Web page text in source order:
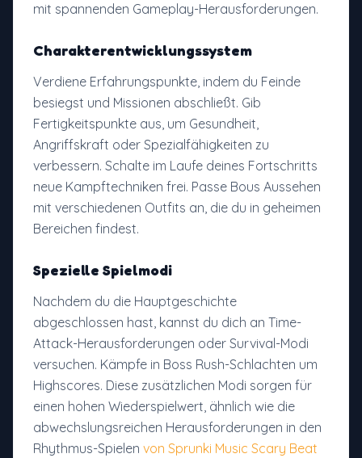
mit spannenden Gameplay-Herausforderungen.
Charakterentwicklungssystem
Verdiene Erfahrungspunkte, indem du Feinde
besiegst und Missionen abschließt. Gib
Fertigkeitspunkte aus, um Gesundheit,
Angriffskraft oder Spezialfähigkeiten zu
verbessern. Schalte im Laufe deines Fortschritts
neue Kampftechniken frei. Passe Bous Aussehen
mit verschiedenen Outfits an, die du in geheimen
Bereichen findest.
Spezielle Spielmodi
Nachdem du die Hauptgeschichte
abgeschlossen hast, kannst du dich an Time-
Attack-Herausforderungen oder Survival-Modi
versuchen. Kämpfe in Boss Rush-Schlachten um
Highscores. Diese zusätzlichen Modi sorgen für
einen hohen Wiederspielwert, ähnlich wie die
abwechslungsreichen Herausforderungen in den
Rhythmus-Spielen von Sprunki Music Scary Beat